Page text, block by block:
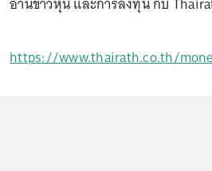
https://www.thairath.co.th/